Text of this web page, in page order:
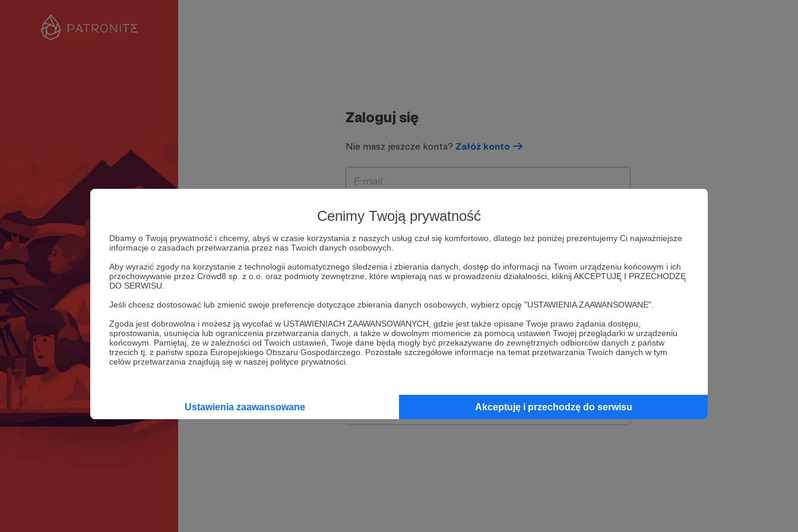
Cenimy Twoją prywatność
Dbamy o Twoją prywatność i chcemy, abyś w czasie korzystania z naszych usług czuł się komfortowo, dlatego też poniżej prezentujemy Ci najważniejsze
informacje o zasadach przetwarzania przez nas Twoich danych osobowych.
Aby wyrazić zgody na korzystanie z technologii automatycznego śledzenia i zbierania danych, dostęp do informacji na Twoim urządzeniu końcowym i ich
przechowywanie przez Crowd8 sp. z o.o. oraz podmioty zewnętrzne, które wspierają nas w prowadzeniu działalności, kliknij AKCEPTUJĘ I PRZECHODZĘ
DO SERWISU.
Jeśli chcesz dostosować lub zmienić swoje preferencje dotyczące zbierania danych osobowych, wybierz opcję "USTAWIENIA ZAAWANSOWANE".
Zgoda jest dobrowolna i możesz ją wycofać w USTAWIENIACH ZAAWANSOWANYCH, gdzie jest także opisane Twoje prawo żądania dostępu,
sprostowania, usunięcia lub ograniczenia przetwarzania danych, a także w dowolnym momencie za pomocą ustawień Twojej przeglądarki w urządzeniu
końcowym. Pamiętaj, że w zależności od Twoich ustawień, Twoje dane będą mogły być przekazywane do zewnętrznych odbiorców danych z państw
trzecich tj. z państw spoza Europejskiego Obszaru Gospodarczego. Pozostałe szczegółowe informacje na temat przetwarzania Twoich danych w tym
celów przetwarzania znajdują się w naszej polityce prywatności.
Ustawienia zaawansowane Akceptuję i przechodzę do serwisu
Zaloguj się
Nie masz jeszcze konta? Załóż konto
Zapamiętaj mnie
lub
Kontynuuj z Apple